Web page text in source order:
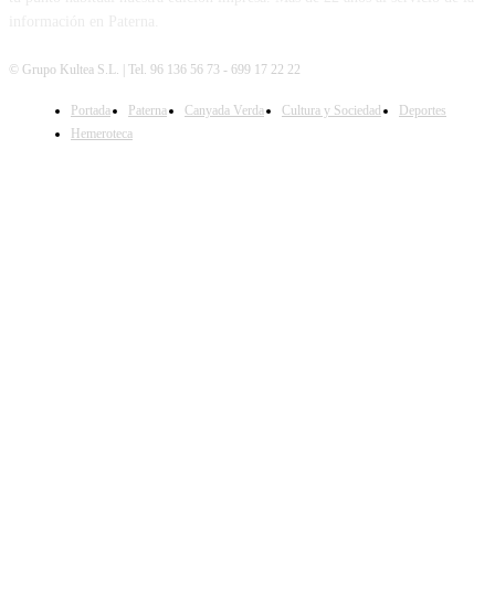
SÍGUENOS
© Grupo Kultea S.L. | Tel. 96 136 56 73 - 699 17 22 22
Portada Paterna Canyada Verda Cultura y Sociedad
Deportes
Hemeroteca